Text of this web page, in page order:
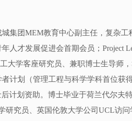
集团MEM教育中心副主任，复杂
人才发展促进会首期会员；Project
大学客座研究员、兼职博士生导师
计划（管理工程与科学学科首位获
计划资助。博士毕业于荷兰代尔夫
研究员、英国伦敦大学公司UCL访